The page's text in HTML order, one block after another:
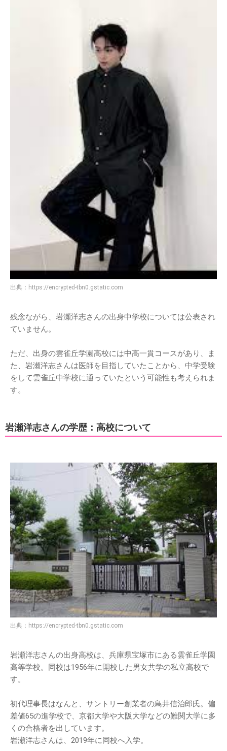
出典： https://encrypted-tbn0.gstatic.com
残念ながら、岩瀬洋志さんの出身中学校については公表され
ていません。
ただ、出身の雲雀丘学園高校には中高一貫コースがあり、ま
た、岩瀬洋志さんは医師を目指していたことから、中学受験
をして雲雀丘中学校に通っていたという可能性も考えられま
す。
岩瀬洋志さんの学歴：高校について
出典： https://encrypted-tbn0.gstatic.com
岩瀬洋志さんの出身高校は、兵庫県宝塚市にある雲雀丘学園
高等学校。同校は1956年に開校した男女共学の私立高校で
す。
初代理事長はなんと、サントリー創業者の鳥井信治郎氏。偏
差値65の進学校で、京都大学や大阪大学などの難関大学に多
くの合格者を出しています。
岩瀬洋志さんは、2019年に同校へ入学。